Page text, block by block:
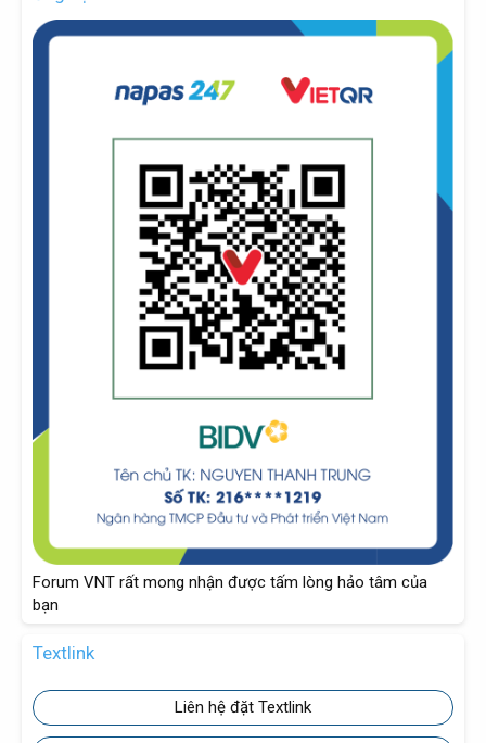
Forum VNT rất mong nhận được tấm lòng hảo tâm của
bạn
Textlink
Liên hệ đặt Textlink